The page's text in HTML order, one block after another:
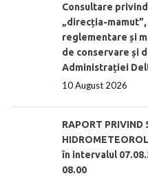
Consultare
„direcția-
reglementare și
de conservare și
Administrației
10 August 2026
RAPORT PRIVIND
în intervalul
08.00